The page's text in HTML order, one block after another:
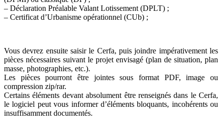
– Déclaration Préalable Valant Lotissement (DPLT) ;
– Certificat d’Urbanisme opérationnel (CUb) ;
Vous devrez ensuite saisir le Cerfa, puis joindre impérativement les
pièces nécessaires suivant le projet envisagé (plan de situation, plan
masse, photographies, etc.).
Les pièces pourront être jointes sous format PDF, image ou
compression zip/rar.
Certains éléments devant absolument être renseignés dans le Cerfa,
le logiciel peut vous informer d’éléments bloquants, incohérents ou
insuffisamment documentés.